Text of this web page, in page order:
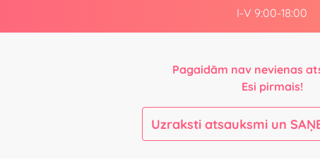
I-V 9:00-18:00
Pagaidām nav nevienas
Esi pirmais!
Uzraksti atsauksmi un